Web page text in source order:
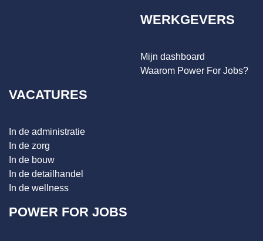
WERKGEVERS
Mijn dashboard
Waarom Power For Jobs?
VACATURES
In de administratie
In de zorg
In de bouw
In de detailhandel
In de wellness
POWER FOR JOBS